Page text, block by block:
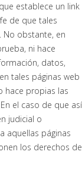
establece un link
de que tales
No obstante, en
ni hace
datos,
tales páginas web
hace propias las
el caso de que así
judicial o
aquellas páginas
los derechos de